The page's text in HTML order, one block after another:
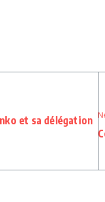
et sa délégation